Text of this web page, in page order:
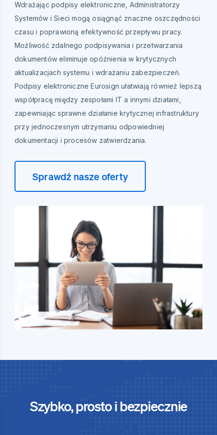
Wdrażając podpisy elektroniczne, Administratorzy
Systemów i Sieci mogą osiągnąć znaczne oszczędności
czasu i poprawioną efektywność przepływu pracy.
Możliwość zdalnego podpisywania i przetwarzania
dokumentów eliminuje opóźnienia w krytycznych
aktualizacjach systemu i wdrażaniu zabezpieczeń.
Podpisy elektroniczne Eurosign ułatwiają również lepszą
współpracę między zespołami IT a innymi działami,
zapewniając sprawne działanie krytycznej infrastruktury
przy jednoczesnym utrzymaniu odpowiedniej
dokumentacji i procesów zatwierdzania.
Sprawdź nasze oferty
Szybko, prosto i bezpiecznie